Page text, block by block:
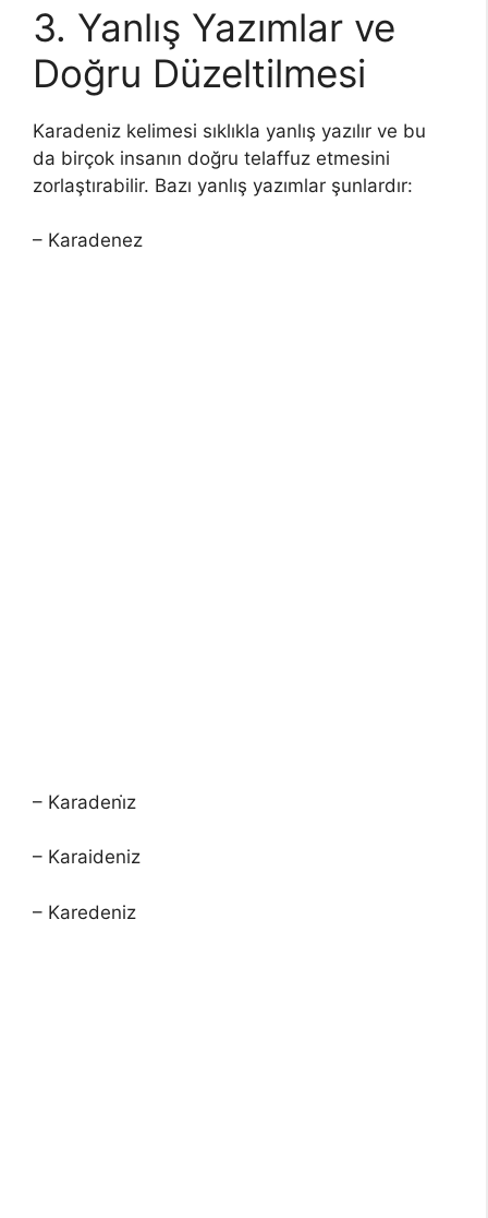
3. Yanlış Yazımlar ve
Doğru Düzeltilmesi
Karadeniz kelimesi sıklıkla yanlış yazılır ve bu
da birçok insanın doğru telaffuz etmesini
zorlaştırabilir. Bazı yanlış yazımlar şunlardır:
– Karadenez
– Karadeni̇z
– Karaideniz
– Karedeniz